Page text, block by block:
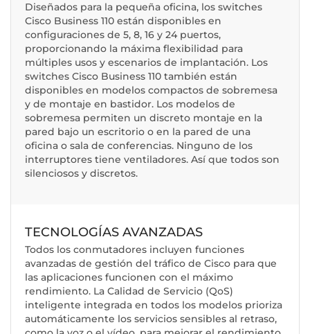
Diseñados para la pequeña oficina, los switches
Cisco Business 110 están disponibles en
configuraciones de 5, 8, 16 y 24 puertos,
proporcionando la máxima flexibilidad para
múltiples usos y escenarios de implantación. Los
switches Cisco Business 110 también están
disponibles en modelos compactos de sobremesa
y de montaje en bastidor. Los modelos de
sobremesa permiten un discreto montaje en la
pared bajo un escritorio o en la pared de una
oficina o sala de conferencias. Ninguno de los
interruptores tiene ventiladores. Así que todos son
silenciosos y discretos.
TECNOLOGÍAS AVANZADAS
Todos los conmutadores incluyen funciones
avanzadas de gestión del tráfico de Cisco para que
las aplicaciones funcionen con el máximo
rendimiento. La Calidad de Servicio (QoS)
inteligente integrada en todos los modelos prioriza
automáticamente los servicios sensibles al retraso,